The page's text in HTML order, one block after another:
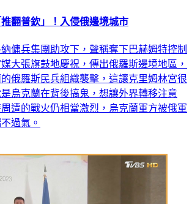
翻普欽」！入侵俄邊境城市
傭兵集團助攻下，聲稱奪下巴赫姆特控制
大張旗鼓地慶祝，傳出俄羅斯邊境地區，
俄羅斯民兵組織襲擊，這讓克里姆林宮很
烏克蘭在背後搞鬼，想讓外界轉移注意
遭的戰火仍相當激烈，烏克蘭軍方被俄軍
過氣。